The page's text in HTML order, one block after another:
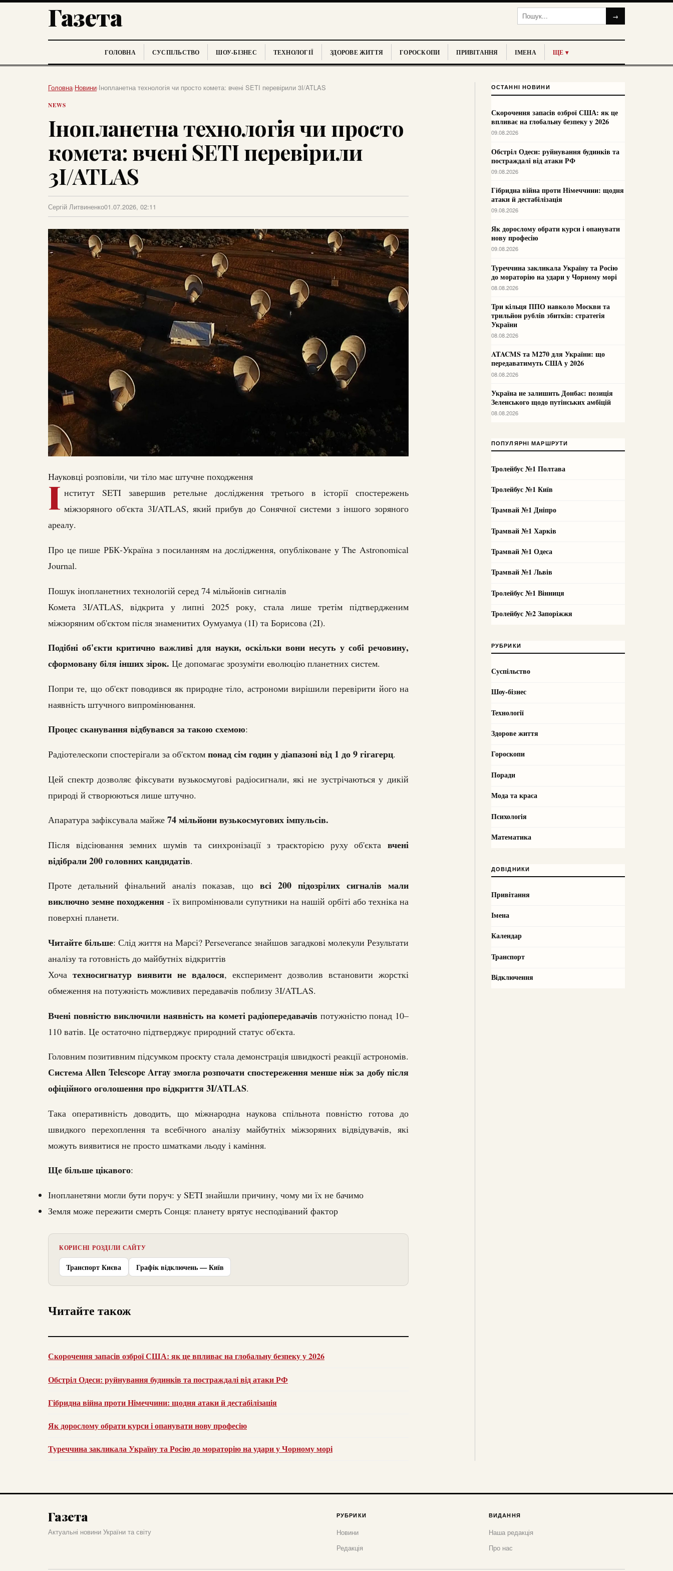
Газета →
ГОЛОВНА СУСПІЛЬСТВО ШОУ-БІЗНЕС ТЕХНОЛОГІЇ ЗДОРОВЕ ЖИТТЯ ГОРОСКОПИ ПРИВІТАННЯ ІМЕНА ЩЕ ▾
Головна›Новини›Інопланетна технологія чи просто комета: вчені SETI перевірили 3I/ATLAS
NEWS
Інопланетна технологія чи просто
комета: вчені SETI перевірили
3I/ATLAS
Сергій Литвиненко01.07.2026, 02:11
Науковці розповіли, чи тіло має штучне походження
І нститут SETI завершив ретельне дослідження третього в історії спостережень
міжзоряного об'єкта 3I/ATLAS, який прибув до Сонячної системи з іншого зоряного
ареалу.
Про це пише РБК-Україна з посиланням на дослідження, опубліковане у The Astronomical
Journal.
Пошук інопланетних технологій серед 74 мільйонів сигналів
Комета 3I/ATLAS, відкрита у липні 2025 року, стала лише третім підтвердженим
міжзоряним об'єктом після знаменитих Оумуамуа (1I) та Борисова (2I).
Подібні об'єкти критично важливі для науки, оскільки вони несуть у собі речовину,
сформовану біля інших зірок. Це допомагає зрозуміти еволюцію планетних систем.
Попри те, що об'єкт поводився як природне тіло, астрономи вирішили перевірити його на
наявність штучного випромінювання.
Процес сканування відбувався за такою схемою:
Радіотелескопи спостерігали за об'єктом понад сім годин у діапазоні від 1 до 9 гігагерц.
Цей спектр дозволяє фіксувати вузькосмугові радіосигнали, які не зустрічаються у дикій
природі й створюються лише штучно.
Апаратура зафіксувала майже 74 мільйони вузькосмугових імпульсів.
Після відсіювання земних шумів та синхронізації з траєкторією руху об'єкта вчені
відібрали 200 головних кандидатів.
Проте детальний фінальний аналіз показав, що всі 200 підозрілих сигналів мали
виключно земне походження - їх випромінювали супутники на нашій орбіті або техніка на
поверхні планети.
Читайте більше: Слід життя на Марсі? Perseverance знайшов загадкові молекули Результати
аналізу та готовність до майбутніх відкриттів
Хоча техносигнатур виявити не вдалося, експеримент дозволив встановити жорсткі
обмеження на потужність можливих передавачів поблизу 3I/ATLAS.
Вчені повністю виключили наявність на кометі радіопередавачів потужністю понад 10–
110 ватів. Це остаточно підтверджує природний статус об'єкта.
Головним позитивним підсумком проєкту стала демонстрація швидкості реакції астрономів.
Система Allen Telescope Array змогла розпочати спостереження менше ніж за добу після
офіційного оголошення про відкриття 3I/ATLAS.
Така оперативність доводить, що міжнародна наукова спільнота повністю готова до
швидкого перехоплення та всебічного аналізу майбутніх міжзоряних відвідувачів, які
можуть виявитися не просто шматками льоду і каміння.
Ще більше цікавого:
Інопланетяни могли бути поруч: у SETI знайшли причину, чому ми їх не бачимо
Земля може пережити смерть Сонця: планету врятує несподіваний фактор
КОРИСНІ РОЗДІЛИ САЙТУ
Транспорт Києва Графік відключень — Київ
Читайте також
Скорочення запасів озброї США: як це впливає на глобальну безпеку у 2026
Обстріл Одеси: руйнування будинків та постраждалі від атаки РФ
Гібридна війна проти Німеччини: щодня атаки й дестабілізація
Як дорослому обрати курси і опанувати нову професію
Туреччина закликала Україну та Росію до мораторію на удари у Чорному морі
ОСТАННІ НОВИНИ
Скорочення запасів озброї США: як це
впливає на глобальну безпеку у 2026
09.08.2026
Обстріл Одеси: руйнування будинків та
постраждалі від атаки РФ
09.08.2026
Гібридна війна проти Німеччини: щодня
атаки й дестабілізація
09.08.2026
Як дорослому обрати курси і опанувати
нову професію
09.08.2026
Туреччина закликала Україну та Росію
до мораторію на удари у Чорному морі
08.08.2026
Три кільця ППО навколо Москви та
трильйон рублів збитків: стратегія
України
08.08.2026
ATACMS та M270 для України: що
передаватимуть США у 2026
08.08.2026
Україна не залишить Донбас: позиція
Зеленського щодо путінських амбіцій
08.08.2026
ПОПУЛЯРНІ МАРШРУТИ
Тролейбус №1 Полтава
Тролейбус №1 Київ
Трамвай №1 Дніпро
Трамвай №1 Харків
Трамвай №1 Одеса
Трамвай №1 Львів
Тролейбус №1 Вінниця
Тролейбус №2 Запоріжжя
РУБРИКИ
Суспільство
Шоу-бізнес
Технології
Здорове життя
Гороскопи
Поради
Мода та краса
Психологія
Математика
ДОВІДНИКИ
Привітання
Імена
Календар
Транспорт
Відключення
Газета
Актуальні новини України та світу
РУБРИКИ
Новини
Редакція
ВИДАННЯ
Наша редакція
Про нас